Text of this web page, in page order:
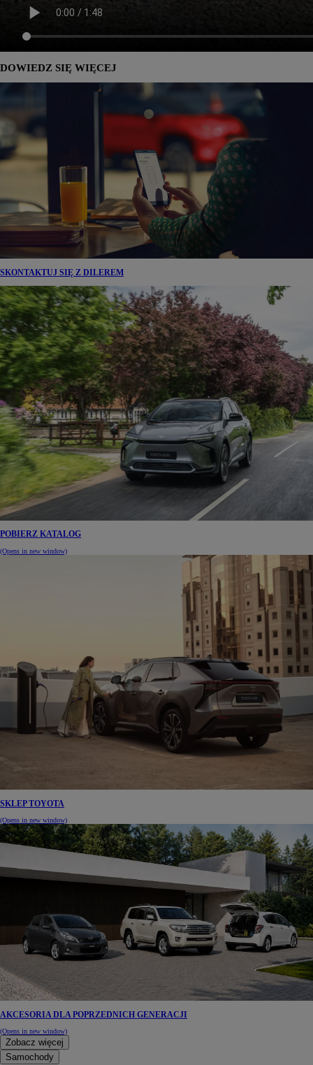
DOWIEDZ SIĘ WIĘCEJ
SKONTAKTUJ SIĘ Z DILEREM
POBIERZ KATALOG
(Opens in new window)
SKLEP TOYOTA
(Opens in new window)
AKCESORIA DLA POPRZEDNICH GENERACJI
(Opens in new window)
Zobacz więcej
Samochody